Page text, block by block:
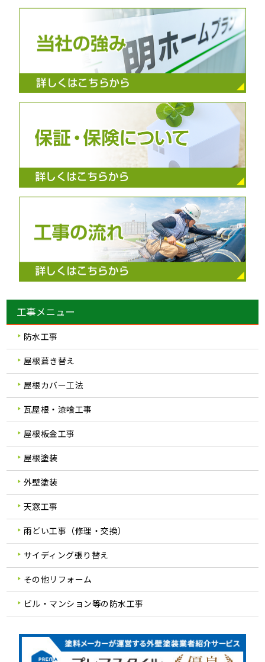
工事メニュー
防水工事
屋根葺き替え
屋根カバー工法
瓦屋根・漆喰工事
屋根板金工事
屋根塗装
外壁塗装
天窓工事
雨どい工事（修理・交換）
サイディング張り替え
その他リフォーム
ビル・マンション等の防水工事